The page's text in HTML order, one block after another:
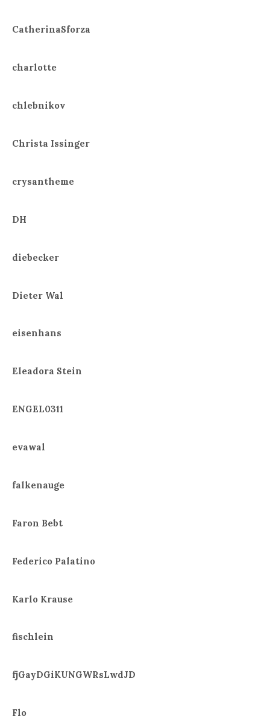
CatherinaSforza
charlotte
chlebnikov
Christa Issinger
crysantheme
DH
diebecker
Dieter Wal
eisenhans
Eleadora Stein
ENGEL0311
evawal
falkenauge
Faron Bebt
Federico Palatino
Karlo Krause
fischlein
fjGayDGiKUNGWRsLwdJD
Flo